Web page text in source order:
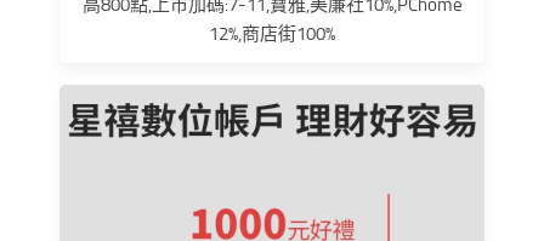
高800點,上市加碼:7-11,寶雅,美廉社10%,PChome
12%,商店街100%